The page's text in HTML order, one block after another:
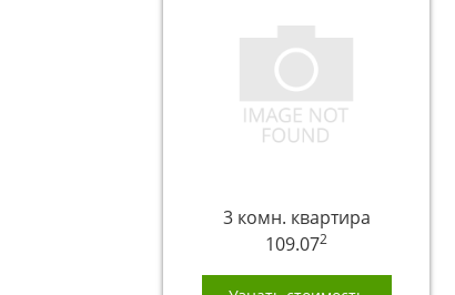
3 комн. квартира
109.072